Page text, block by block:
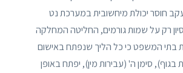
חוסר יכולת מיחשובית במערכת נט
רק על שמות גורמים, החליטה המחלקה
המשפט כי כל הליך שנפתח באישום
בגוף), סימן ה' (עבירות מין), יפתח באופן